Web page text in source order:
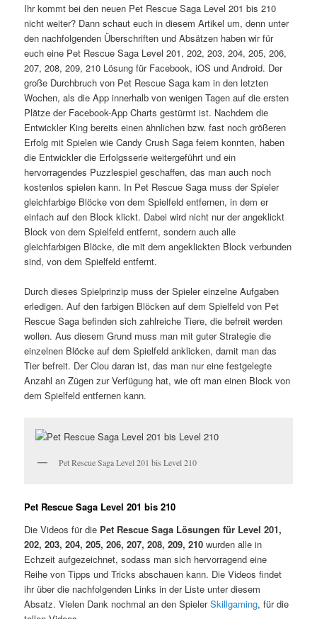
Ihr kommt bei den neuen Pet Rescue Saga Level 201 bis 210
nicht weiter? Dann schaut euch in diesem Artikel um, denn unter
den nachfolgenden Überschriften und Absätzen haben wir für
euch eine Pet Rescue Saga Level 201, 202, 203, 204, 205, 206,
207, 208, 209, 210 Lösung für Facebook, iOS und Android. Der
große Durchbruch von Pet Rescue Saga kam in den letzten
Wochen, als die App innerhalb von wenigen Tagen auf die ersten
Plätze der Facebook-App Charts gestürmt ist. Nachdem die
Entwickler King bereits einen ähnlichen bzw. fast noch größeren
Erfolg mit Spielen wie Candy Crush Saga feiern konnten, haben
die Entwickler die Erfolgsserie weitergeführt und ein
hervorragendes Puzzlespiel geschaffen, das man auch noch
kostenlos spielen kann. In Pet Rescue Saga muss der Spieler
gleichfarbige Blöcke von dem Spielfeld entfernen, in dem er
einfach auf den Block klickt. Dabei wird nicht nur der angeklickt
Block von dem Spielfeld entfernt, sondern auch alle
gleichfarbigen Blöcke, die mit dem angeklickten Block verbunden
sind, von dem Spielfeld entfernt.
Durch dieses Spielprinzip muss der Spieler einzelne Aufgaben
erledigen. Auf den farbigen Blöcken auf dem Spielfeld von Pet
Rescue Saga befinden sich zahlreiche Tiere, die befreit werden
wollen. Aus diesem Grund muss man mit guter Strategie die
einzelnen Blöcke auf dem Spielfeld anklicken, damit man das
Tier befreit. Der Clou daran ist, das man nur eine festgelegte
Anzahl an Zügen zur Verfügung hat, wie oft man einen Block von
dem Spielfeld entfernen kann.
Pet Rescue Saga Level 201 bis Level 210
Pet Rescue Saga Level 201 bis 210
Die Videos für die Pet Rescue Saga Lösungen für Level 201,
202, 203, 204, 205, 206, 207, 208, 209, 210 wurden alle in
Echzeit aufgezeichnet, sodass man sich hervorragend eine
Reihe von Tipps und Tricks abschauen kann. Die Videos findet
ihr über die nachfolgenden Links in der Liste unter diesem
Absatz. Vielen Dank nochmal an den SpielerSkillgaming, für die